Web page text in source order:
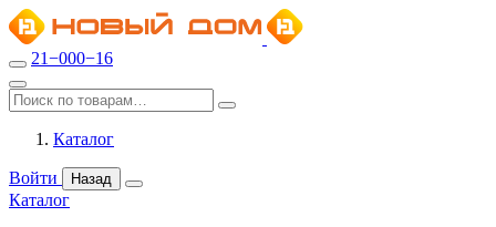
21−000−16
Каталог
Войти Назад
Каталог